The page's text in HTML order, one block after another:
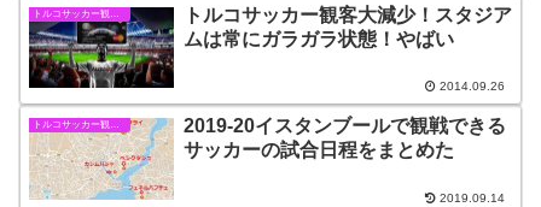
トルコサッカー観客大減少！スタジア
ムは常にガラガラ状態！やばい
2014.09.26
トルコサッカー観戦情報
2019-20イスタンブールで観戦できる
サッカーの試合日程をまとめた
2019.09.14